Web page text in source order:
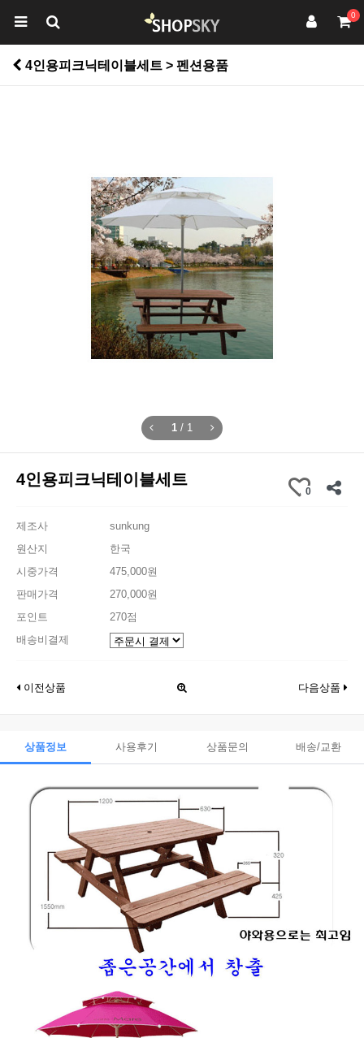
0
4인용피크닉테이블세트 > 펜션용품
1 / 1
4인용피크닉테이블세트
0
제조사
sunkung
원산지
한국
시중가격
475,000원
판매가격
270,000원
포인트
270점
배송비결제
이전상품 다음상품
상품정보 사용후기 상품문의 배송/교환